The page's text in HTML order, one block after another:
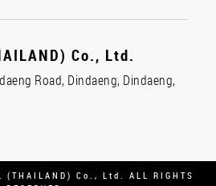
Co., Ltd.
Road, Dindaeng, Dindaeng,
(THAILAND) Co., Ltd. ALL RIGHTS